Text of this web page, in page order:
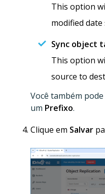
This option
modified date
Sync object
This option
source to
Você também
um Prefixo.
Clique em Salvar